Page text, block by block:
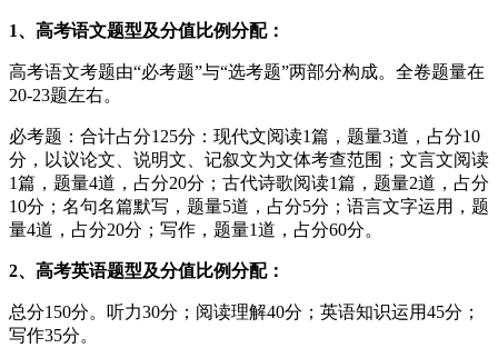
1、高考语文题型及分值比例分配：
高考语文考题由“必考题”与“选考题”两部分构成。全卷题量在
20-23题左右。
必考题：合计占分125分：现代文阅读1篇，题量3道，占分10
分，以议论文、说明文、记叙文为文体考查范围；文言文阅读
1篇，题量4道，占分20分；古代诗歌阅读1篇，题量2道，占分
10分；名句名篇默写，题量5道，占分5分；语言文字运用，题
量4道，占分20分；写作，题量1道，占分60分。
2、高考英语题型及分值比例分配：
总分150分。听力30分；阅读理解40分；英语知识运用45分；
写作35分。